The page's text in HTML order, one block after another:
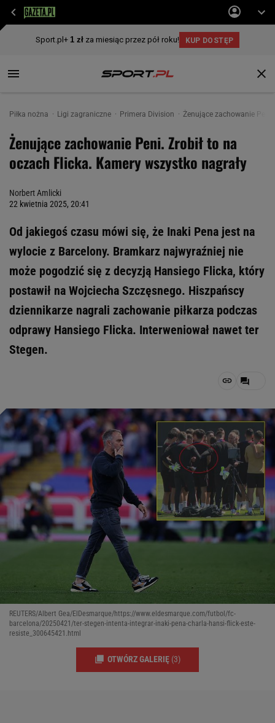
Piłka nożna Ligi zagraniczne Primera Division Żenujące zachowanie
Żenujące zachowanie Peni. Zrobił to na
oczach Flicka. Kamery wszystko nagrały
Norbert Amlicki
22 kwietnia 2025, 20:41
Od jakiegoś czasu mówi się, że Inaki Pena jest na
wylocie z Barcelony. Bramkarz najwyraźniej nie
może pogodzić się z decyzją Hansiego Flicka, który
postawił na Wojciecha Szczęsnego. Hiszpańscy
dziennikarze nagrali zachowanie piłkarza podczas
odprawy Hansiego Flicka. Interweniował nawet ter
Stegen.
REUTERS/Albert Gea/ElDesmarque/https://www.eldesmarque.com/futbol/fc-
barcelona/20250421/ter-stegen-intenta-integrar-inaki-pena-charla-hansi-flick-este-
resiste_300645421.html
OTWÓRZ GALERIĘ (3)